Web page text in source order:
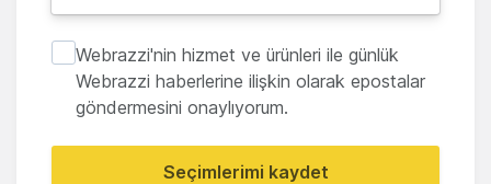
Webrazzi'nin hizmet ve ürünleri ile günlük
Webrazzi haberlerine ilişkin olarak epostalar
göndermesini onaylıyorum.
Seçimlerimi kaydet